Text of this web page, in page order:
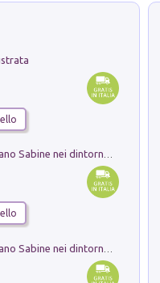
Ruderi delle ville Romano Sabine nei dintorni di Poggio Mirteto. Illustrati dal dott.re prof.re cav.re Ercole Nardi regio ispettore degli scavi e monumenti. Anno 1885. Tavole e studio. Con 25 tavole fuori testo in cartella editoriale